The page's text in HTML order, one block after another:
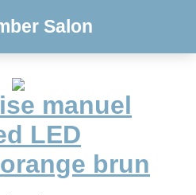
Salon
manuel
LED
brun